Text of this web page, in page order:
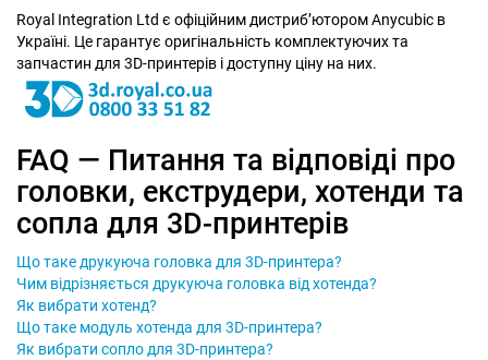
Royal Integration Ltd є офіційним дистриб’ютором Anycubic в
Україні. Це гарантує оригінальність комплектуючих та
запчастин для 3D-принтерів і доступну ціну на них.
FAQ — Питання та відповіді про
головки, екструдери, хотенди та
сопла для 3D-принтерів
Що таке друкуюча головка для 3D-принтера?
Чим відрізняється друкуюча головка від хотенда?
Як вибрати хотенд?
Що таке модуль хотенда для 3D-принтера?
Як вибрати сопло для 3D-принтера?